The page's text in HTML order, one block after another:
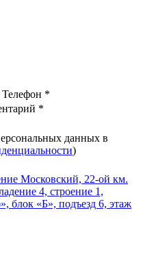
Телефон *
*
данных в
)
Московский, 22-ой км.
4, строение 1,
блок «Б», подъезд 6, этаж